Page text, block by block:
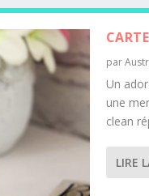
par
Un
une
clean
LIRE